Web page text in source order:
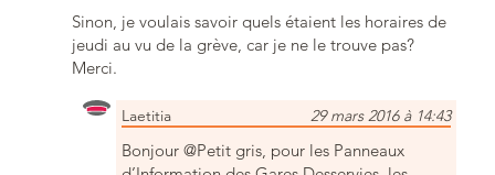
Sinon, je voulais savoir quels étaient les horaires de
jeudi au vu de la grève, car je ne le trouve pas?
Merci.
Laetitia 29 mars 2016 à 14:43
Bonjour @Petit gris, pour les Panneaux